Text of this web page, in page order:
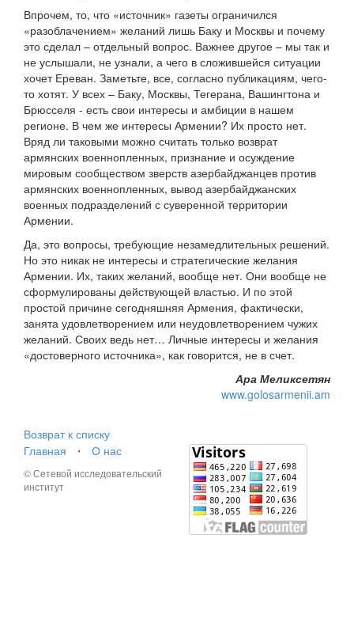
Впрочем, то, что «источник» газеты ограничился
«разоблачением» желаний лишь Баку и Москвы и почему
это сделал – отдельный вопрос. Важнее другое – мы так и
не услышали, не узнали, а чего в сложившейся ситуации
хочет Ереван. Заметьте, все, согласно публикациям, чего-
то хотят. У всех – Баку, Москвы, Тегерана, Вашингтона и
Брюсселя - есть свои интересы и амбиции в нашем
регионе. В чем же интересы Армении? Их просто нет.
Вряд ли таковыми можно считать только возврат
армянских военнопленных, признание и осуждение
мировым сообществом зверств азербайджанцев против
армянских военнопленных, вывод азербайджанских
военных подразделений с суверенной территории
Армении.
Да, это вопросы, требующие незамедлительных решений.
Но это никак не интересы и стратегические желания
Армении. Их, таких желаний, вообще нет. Они вообще не
сформулированы действующей властью. И по этой
простой причине сегодняшняя Армения, фактически,
занята удовлетворением или неудовлетворением чужих
желаний. Своих ведь нет… Личные интересы и желания
«достоверного источника», как говорится, не в счет.
Ара Меликсетян
www.golosarmenii.am
Возврат к списку
Главная
⋅ О нас
© Сетевой исследовательский
институт